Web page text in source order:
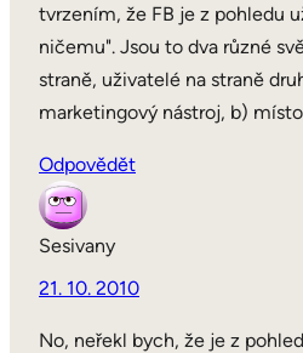
tvrzením, že FB je z pohledu
ničemu". Jsou to dva různé
straně, uživatelé na straně
marketingový nástroj, b)
Odpovědět
Sesivany
21. 10. 2010
No, neřekl bych, že je z